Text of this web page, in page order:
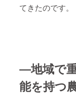
てきたのです。
―地域で
能を持つ